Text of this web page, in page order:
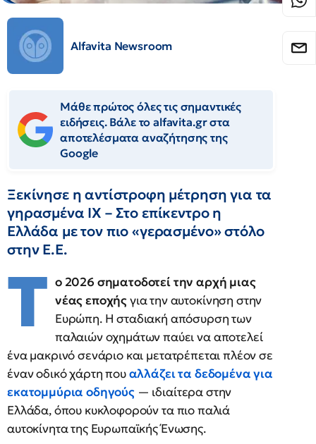
Alfavita Newsroom
Μάθε πρώτος όλες τις σημαντικές
ειδήσεις. Βάλε το alfavita.gr στα
αποτελέσματα αναζήτησης της
Google
Ξεκίνησε η αντίστροφη μέτρηση για τα
γηρασμένα ΙΧ – Στο επίκεντρο η
Ελλάδα με τον πιο «γερασμένο» στόλο
στην Ε.Ε.
Τ ο 2026 σηματοδοτεί την αρχή μιας
νέας εποχήςγια την αυτοκίνηση στην
Ευρώπη. Η σταδιακή απόσυρση των
παλαιών οχημάτων παύει να αποτελεί
ένα μακρινό σενάριο και μετατρέπεται πλέον σε
έναν οδικό χάρτη πουαλλάζει τα δεδομένα για
εκατομμύρια οδηγούς— ιδιαίτερα στην
Ελλάδα, όπου κυκλοφορούν τα πιο παλιά
αυτοκίνητα της Ευρωπαϊκής Ένωσης.